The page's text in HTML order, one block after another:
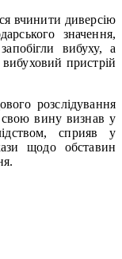
вчинити диверсію
значення,
вибуху, а
пристрій
розслідування
свою вину визнав у
сприяв у
щодо обставин